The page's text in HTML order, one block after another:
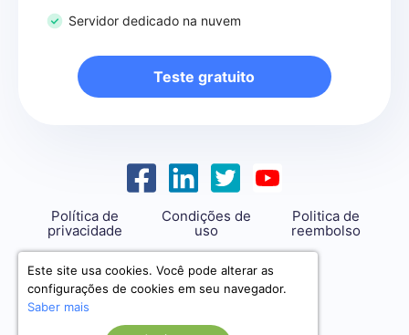
Servidor dedicado na nuvem
Teste gratuito
Política de
privacidade
Condições de
uso
Politica de
reembolso
support@savemyleads.com
Este site usa cookies. Você pode alterar as
configurações de cookies em seu navegador.
Saber mais